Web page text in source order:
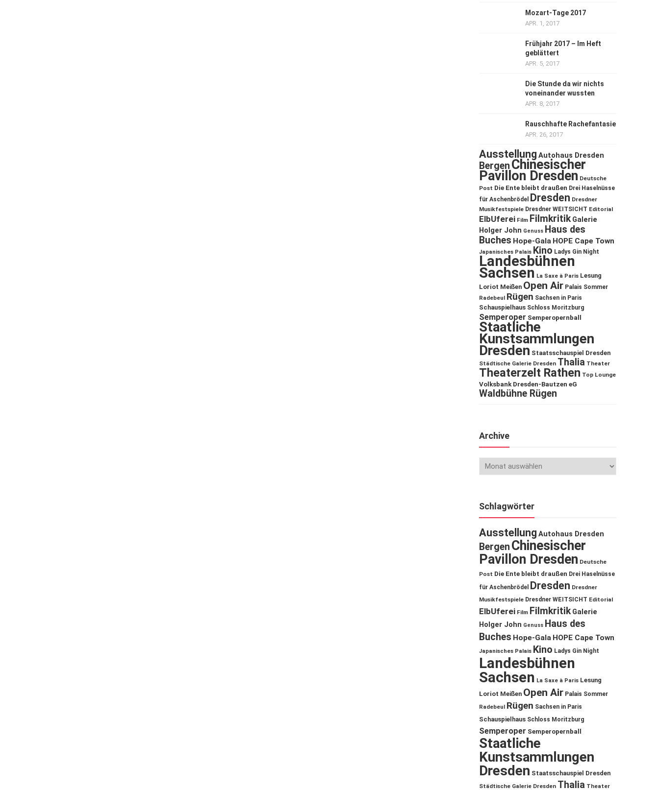
Mozart-Tage 2017
APR. 1, 2017
Frühjahr 2017 – Im Heft
geblättert
APR. 5, 2017
Die Stunde da wir nichts
voneinander wussten
APR. 8, 2017
Rauschhafte Rachefantasie
APR. 26, 2017
Ausstellung Autohaus Dresden
Bergen Chinesischer
Pavillon Dresden Deutsche
Post Die Ente bleibt draußen Drei Haselnüsse
für Aschenbrödel
Dresden Dresdner
Musikfestspiele Dresdner WEITSICHT Editorial
ElbUferei Film Filmkritik Galerie
Holger John Genuss Haus des
Buches Hope-Gala HOPE Cape Town
Japanisches Palais Kino Ladys Gin Night
Landesbühnen
Sachsen La Saxe à Paris Lesung
Loriot Meißen Open Air Palais Sommer
Radebeul Rügen Sachsen in Paris
Schauspielhaus Schloss Moritzburg
Semperoper Semperopernball
Staatliche
Kunstsammlungen
Dresden Staatsschauspiel Dresden
Städtische Galerie Dresden Thalia Theater
Theaterzelt Rathen Top Lounge
Volksbank Dresden-Bautzen eG
Waldbühne Rügen
Archive
Schlagwörter
Ausstellung Autohaus Dresden
Bergen Chinesischer
Pavillon Dresden Deutsche
Post Die Ente bleibt draußen Drei Haselnüsse
für Aschenbrödel
Dresden Dresdner
Musikfestspiele Dresdner WEITSICHT Editorial
ElbUferei Film Filmkritik Galerie
Holger John Genuss Haus des
Buches Hope-Gala HOPE Cape Town
Japanisches Palais Kino Ladys Gin Night
Landesbühnen
Sachsen La Saxe à Paris Lesung
Loriot Meißen Open Air Palais Sommer
Radebeul Rügen Sachsen in Paris
Schauspielhaus Schloss Moritzburg
Semperoper Semperopernball
Staatliche
Kunstsammlungen
Dresden Staatsschauspiel Dresden
Städtische Galerie Dresden Thalia Theater